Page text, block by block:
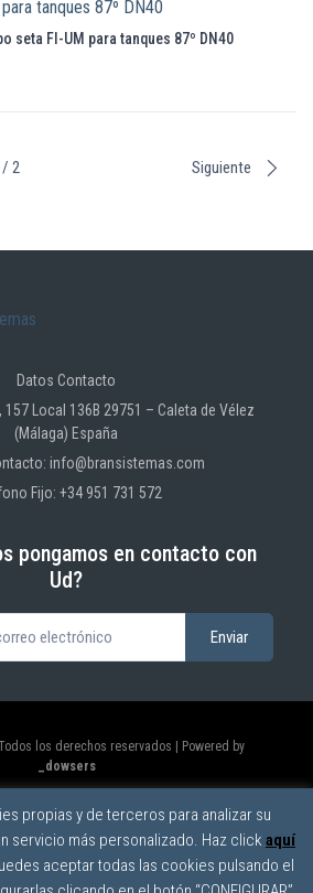
seta FI-UM para tanques 87º DN40
/ 2 Siguiente
Datos Contacto
Local 136B 29751 – Caleta de Vélez
(Málaga) España
info@bransistemas.com
Fijo: +34 951 731 572
pongamos en contacto con
Ud?
Todos los derechos reservados | Powered by
_dowsers
propias y de terceros para analizar su
servicio más personalizado. Haz click aquí
aceptar todas las cookies pulsando el